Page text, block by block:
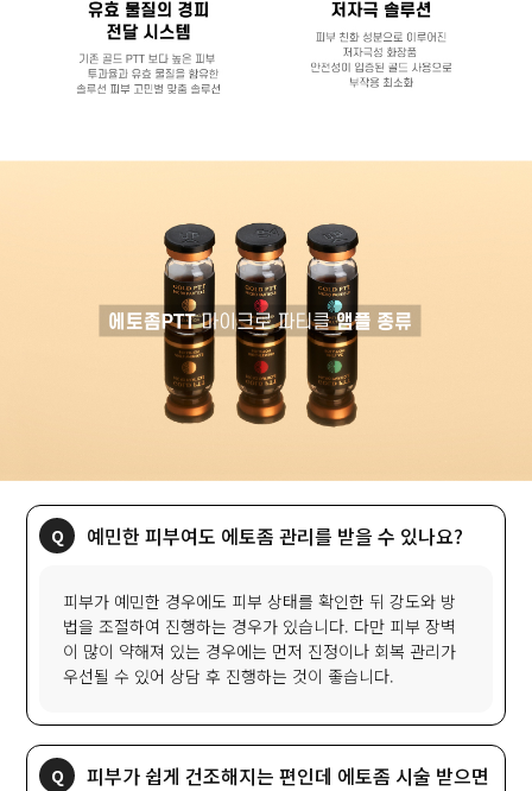
예민한 피부여도 에토좀 관리를 받을 수 있나요?
피부가 예민한 경우에도 피부 상태를 확인한 뒤 강도와 방
법을 조절하여 진행하는 경우가 있습니다. 다만 피부 장벽
이 많이 약해져 있는 경우에는 먼저 진정이나 회복 관리가
우선될 수 있어 상담 후 진행하는 것이 좋습니다.
피부가 쉽게 건조해지는 편인데 에토좀 시술 받으면